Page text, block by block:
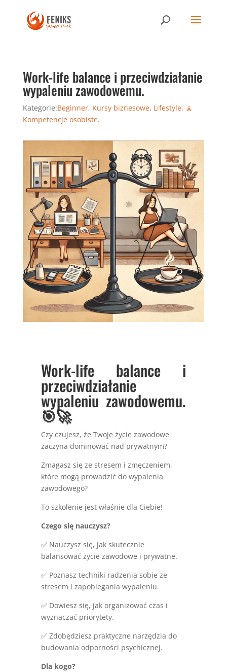
Work-life balance i przeciwdziałanie
wypaleniu zawodowemu.
Kategorie:Beginner, Kursy biznesowe, Lifestyle, 🧘
Kompetencje osobiste.
Work-life balance i
przeciwdziałanie
wypaleniu zawodowemu.
🎯🚀
Czy czujesz, że Twoje życie zawodowe
zaczyna dominować nad prywatnym?
Zmagasz się ze stresem i zmęczeniem,
które mogą prowadzić do wypalenia
zawodowego?
To szkolenie jest właśnie dla Ciebie!
Czego się nauczysz?
✅ Nauczysz się, jak skutecznie
balansować życie zawodowe i prywatne.
✅ Poznasz techniki radzenia sobie ze
stresem i zapobiegania wypaleniu.
✅ Dowiesz się, jak organizować czas i
wyznaczać priorytety.
✅ Zdobędziesz praktyczne narzędzia do
budowania odporności psychicznej.
Dla kogo?